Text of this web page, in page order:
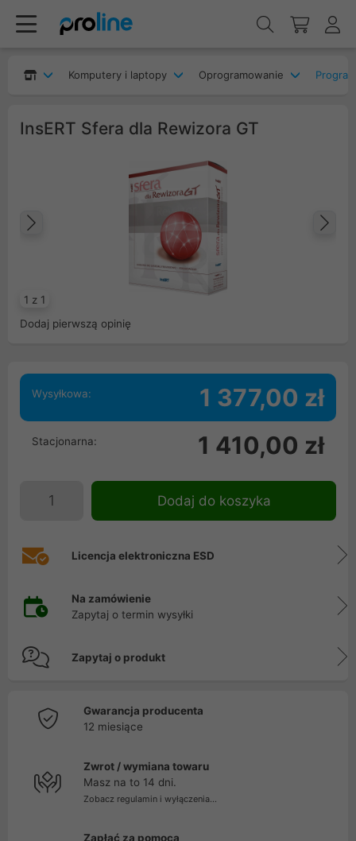
Komputery i laptopy Oprogramowanie
InsERT Sfera dla Rewizora GT
1 z 1
Poprzedni
Dodaj pierwszą opinię
Wysyłkowa: 1 377,00 zł
Stacjonarna: 1 410,00 zł
Dodaj do koszyka
Licencja elektroniczna ESD
Na zamówienie
Zapytaj o termin wysyłki
Zapytaj o produkt
Gwarancja producenta
12 miesiące
Zwrot / wymiana towaru
Masz na to 14 dni.
Zobacz regulamin i wyłączenia...
Zapłać za pomocą